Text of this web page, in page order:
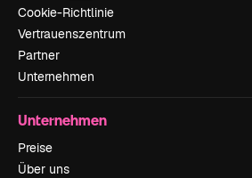
Cookie-Richtlinie
Vertrauenszentrum
Partner
Unternehmen
Unternehmen
Preise
Über uns